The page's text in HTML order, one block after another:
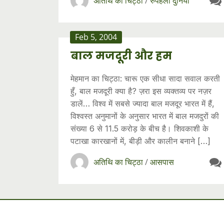
Feb 5, 2004
बाल मजदूरी और हम
मेहमान का चिट्ठा: चारू एक सीधा‍ सादा सवाल करती
हुँ, बाल मजदूरी क्या है? ज़रा इस व्यक्तव्य पर नज़र
डालें… विश्व में सबसे ज्यादा बाल मजदूर भारत में हैं,
विश्वस्त अनुमानों के अनुसार भारत में बाल मजदुरों की
संख्या 6 से 11.5 करोड़ के बीच है। शिवकाशी के
पटाखा कारखानों में, बीड़ी और कालीन बनाने […]
अतिथि का चिट्ठा/आसपास